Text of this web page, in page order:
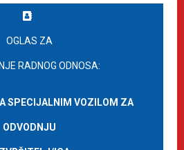
OGLAS ZA
RADNOG ODNOSA:
SPECIJALNIM VOZILOM ZA
ODVODNJU